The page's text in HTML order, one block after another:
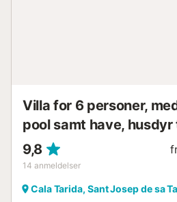
Villa for 6 personer,
pool samt have,
9,8
14 anmeldelser
Cala Tarida, Sant Josep de sa